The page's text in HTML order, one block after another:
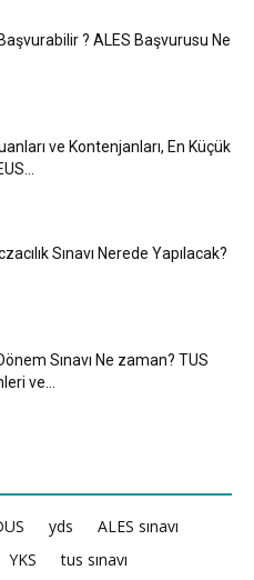
? ALES Başvurusu Ne
ve Kontenjanları, En Küçük
Sınavı Nerede Yapılacak?
Sınavı Ne zaman? TUS
ve...
yds
ALES sınavı
YKS
tus sınavı